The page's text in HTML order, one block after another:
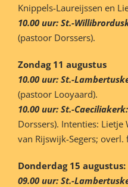
Knippels-Laureijssen en
10.00 uur: St.-
(pastoor Dorssers).
Zondag 11 augustus
10.00 uur: St.-
(pastoor Looyaard).
10.00 uur: St.-Caeciliakerk:
Dorssers). Intenties: Lietje
van Rijswijk-Segers;
Donderdag 15
09.00 uur: St.-